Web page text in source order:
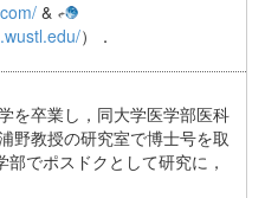
&
）．
を卒業し，同大学医学部医科
野教授の研究室で博士号を取
でポスドクとして研究に，